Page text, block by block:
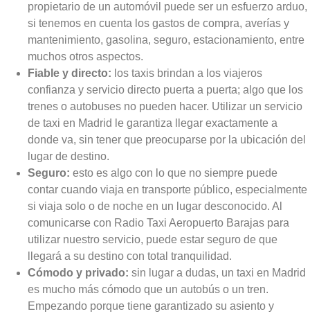
propietario de un automóvil puede ser un esfuerzo arduo,
si tenemos en cuenta los gastos de compra, averías y
mantenimiento, gasolina, seguro, estacionamiento, entre
muchos otros aspectos.
Fiable y directo: los taxis brindan a los viajeros
confianza y servicio directo puerta a puerta; algo que los
trenes o autobuses no pueden hacer. Utilizar un servicio
de taxi en Madrid le garantiza llegar exactamente a
donde va, sin tener que preocuparse por la ubicación del
lugar de destino.
Seguro: esto es algo con lo que no siempre puede
contar cuando viaja en transporte público, especialmente
si viaja solo o de noche en un lugar desconocido. Al
comunicarse con Radio Taxi Aeropuerto Barajas para
utilizar nuestro servicio, puede estar seguro de que
llegará a su destino con total tranquilidad.
Cómodo y privado: sin lugar a dudas, un taxi en Madrid
es mucho más cómodo que un autobús o un tren.
Empezando porque tiene garantizado su asiento y